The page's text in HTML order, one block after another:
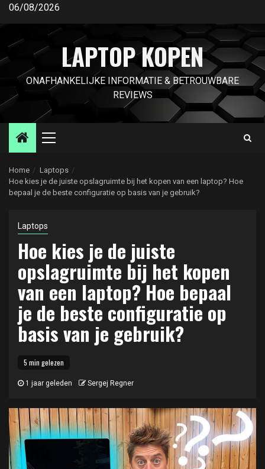
Ga
inhoud
06/08/2026
LAPTOP KOPEN
ONAFHANKELIJKE INFORMATIE & BETROUWBARE
REVIEWS
Primair
Home
Laptops
Hoe kies je de juiste opslagruimte bij het kopen van een laptop? Hoe
bepaal je de beste configuratie op basis van je gebruik?
Laptops
Hoe kies je de juiste
opslagruimte bij het kopen
van een laptop? Hoe bepaal
je de beste configuratie op
basis van je gebruik?
5 min gelezen
1 jaar geleden Sergej Regner